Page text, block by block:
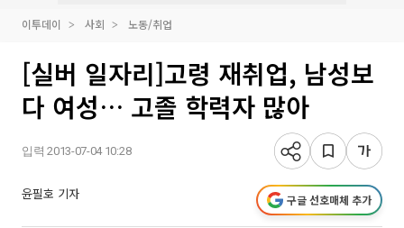
이투데이 사회 노동/취업
[실버 일자리]고령 재취업, 남성보
다 여성… 고졸 학력자 많아
입력 2013-07-04 10:28
윤필호 기자 구글 선호매체 추가